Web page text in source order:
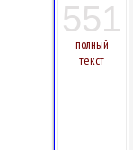
551
полный
текст